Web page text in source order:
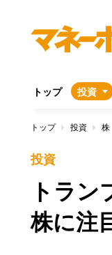
トップ 投資
トップ 投資 株
投資
トラ
株に注